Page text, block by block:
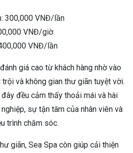
300,000 VNĐ/lần
VNĐ/giờ
VNĐ/lần
giá cao từ khách hàng nhờ vào
và không gian thư giãn tuyệt vời.
đều cảm thấy thoải mái và hài
sự tận tâm của nhân viên và
trình chăm sóc.
giãn, Sea Spa còn giúp cải thiện